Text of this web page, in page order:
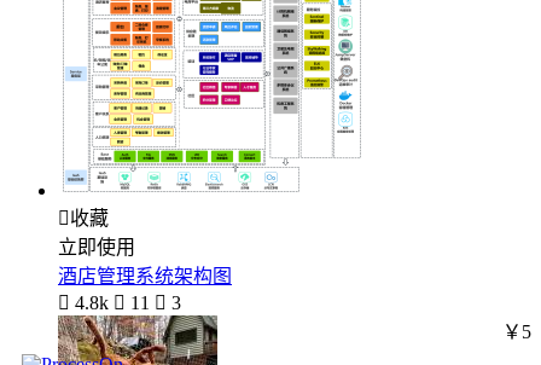
收藏
立即使用
酒店管理系统架构图
 4.8k  11  3
￥5